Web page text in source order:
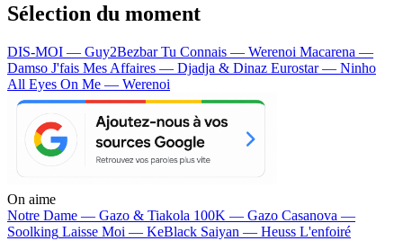
Sélection du moment
DIS-MOI — Guy2BezbarTu Connais — Werenoi Macarena —
Damso J'fais Mes Affaires — Djadja & Dinaz Eurostar — Ninho
All Eyes On Me — Werenoi
On aime
Notre Dame — Gazo & Tiakola 100K — Gazo Casanova —
Soolking Laisse Moi — KeBlack Saiyan — Heuss L'enfoiré